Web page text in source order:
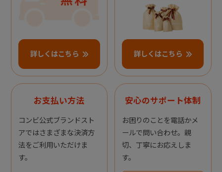
詳しくはこちら 詳しくはこちら
お支払い方法
コンビ公式ブランドスト
アではさまざまな決済方
法をご利用いただけま
す。
安心のサポート体制
お困りのことを電話かメ
ールで問い合わせ。親
切、丁寧にお応えしま
す。